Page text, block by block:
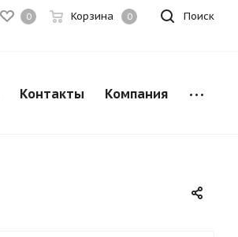
Поиск
0 Корзина 0
Контакты Компания